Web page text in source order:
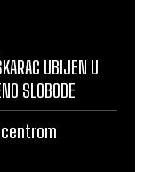
UBIJEN U
SLOBODE